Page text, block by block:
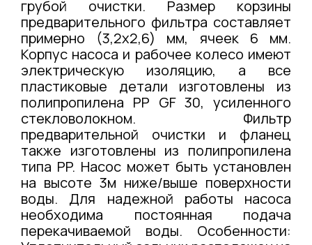
грубой очистки. Размер корзины
предварительного фильтра составляет
примерно (3,2x2,6) мм, ячеек 6 мм.
Корпус насоса и рабочее колесо имеют
электрическую изоляцию, а все
пластиковые детали изготовлены из
полипропилена PP GF 30, усиленного
стекловолокном. Фильтр
предварительной очистки и фланец
также изготовлены из полипропилена
типа PP. Насос может быть установлен
на высоте 3м ниже/выше поверхности
воды. Для надежной работы насоса
необходима постоянная подача
перекачиваемой воды. Особенности: